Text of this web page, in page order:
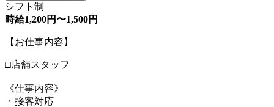
シフト制
時給1,200円〜1,500円
【お仕事内容】
□店舗スタッフ
《仕事内容》
・接客対応